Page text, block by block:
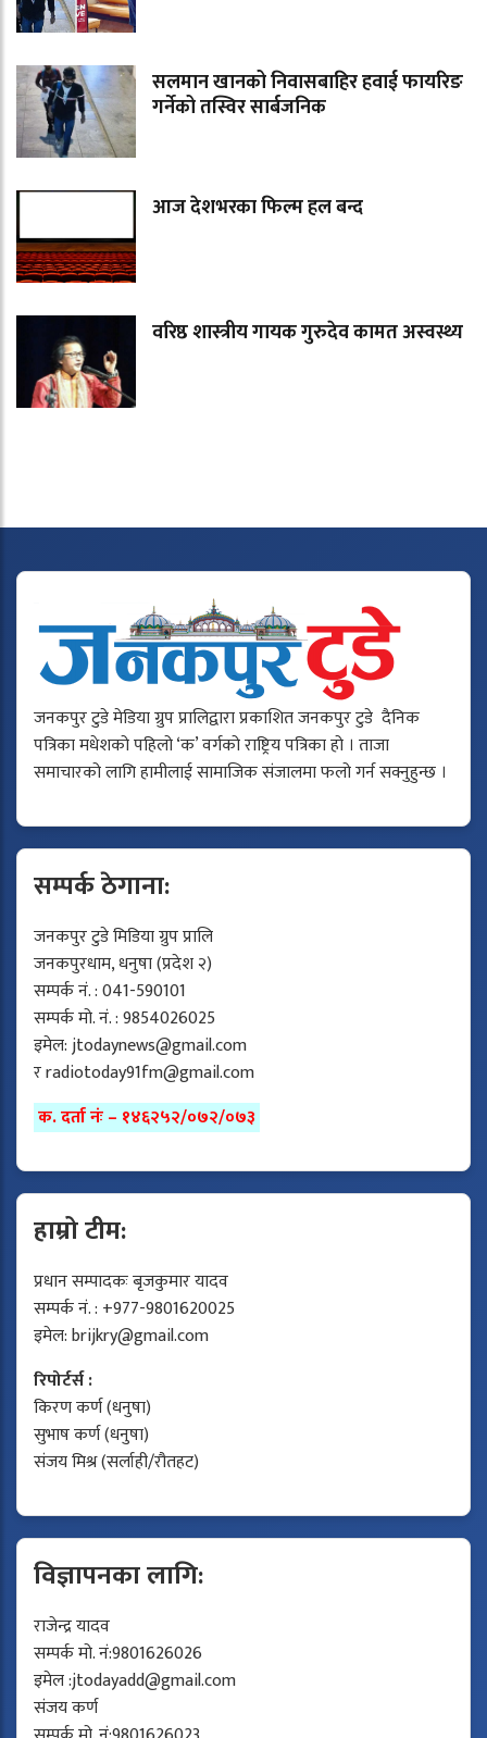
सलमान खानको निवासबाहिर हवाई फायरिङ
गर्नेको तस्विर सार्बजनिक
आज देशभरका फिल्म हल बन्द
वरिष्ठ शास्त्रीय गायक गुरुदेव कामत अस्वस्थ्य
जनकपुर टुडे मेडिया ग्रुप प्रालिद्वारा प्रकाशित जनकपुर टुडे दैनिक
पत्रिका मधेशको पहिलो ‘क’ वर्गको राष्ट्रिय पत्रिका हो । ताजा
समाचारको लागि हामीलाई सामाजिक संजालमा फलो गर्न सक्नुहुन्छ ।
सम्पर्क ठेगाना:
जनकपुर टुडे मिडिया ग्रुप प्रालि
जनकपुरधाम, धनुषा (प्रदेश २)
सम्पर्क नं. : 041-590101
सम्पर्क मो. नं. : 9854026025
इमेल:jtodaynews@gmail.com
रradiotoday91fm@gmail.com
क. दर्ता नंः – १४६२५२/०७२/०७३
हाम्रो टीम:
प्रधान सम्पादकः बृजकुमार यादव
सम्पर्क नं. : +977-9801620025
इमेल:brijkry@gmail.com
रिपोर्टर्स :
किरण कर्ण (धनुषा)
सुभाष कर्ण (धनुषा)
संजय मिश्र (सर्लाही/रौतहट)
विज्ञापनका लागि:
राजेन्द्र यादव
सम्पर्क मो. नं:9801626026
इमेल :jtodayadd@gmail.com
संजय कर्ण